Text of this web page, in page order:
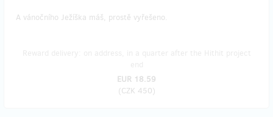
A vánočního Ježíška máš, prostě vyřešeno.
EUR 18.59
(CZK 450)